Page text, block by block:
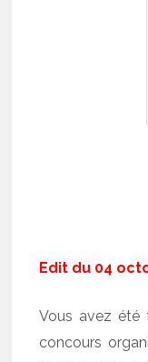
Edit du 04
Vous avez été
concours